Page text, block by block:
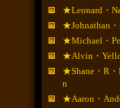
★Leonard・
★Johnathan・
★Michael・
★Alvin・
★Shane・R・
n
★Aaron・